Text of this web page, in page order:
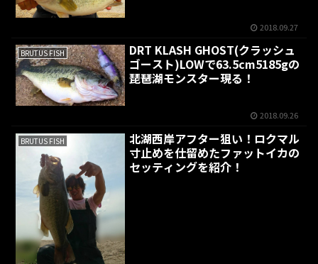
2018.09.27
BRUTUS FISH
DRT KLASH GHOST(クラッシュ
ゴースト)LOWで63.5cm5185gの
琵琶湖モンスター現る！
2018.09.26
BRUTUS FISH
北湖西岸アフター狙い！ロクマル
寸止めを仕留めたファットイカの
セッティングを紹介！